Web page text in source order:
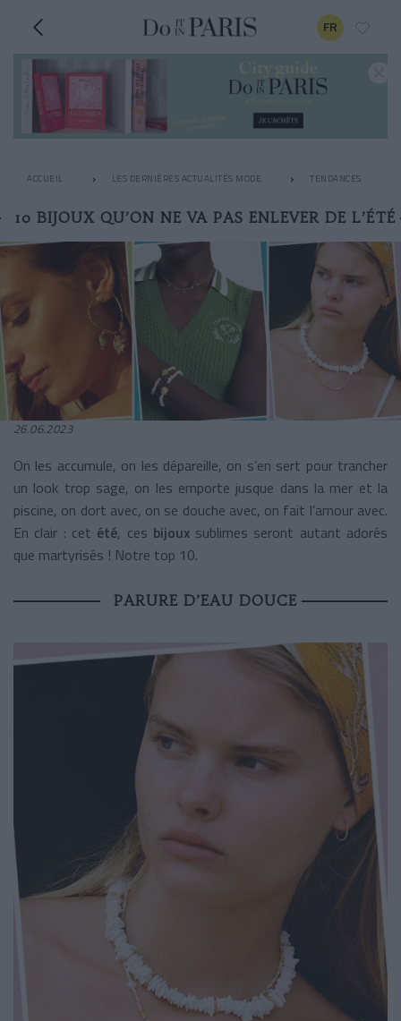
FR
ACCUEIL LES DERNIÈRES ACTUALITÉS MODE TENDANCES
10 BIJOUX QU’ON NE VA PAS ENLEVER DE L’ÉTÉ
26.06.2023
On les accumule, on les dépareille, on s’en sert pour trancher
un look trop sage, on les emporte jusque dans la mer et la
piscine, on dort avec, on se douche avec, on fait l’amour avec.
En clair : cet été, ces bijoux sublimes seront autant adorés
que martyrisés ! Notre top 10.
PARURE D’EAU DOUCE